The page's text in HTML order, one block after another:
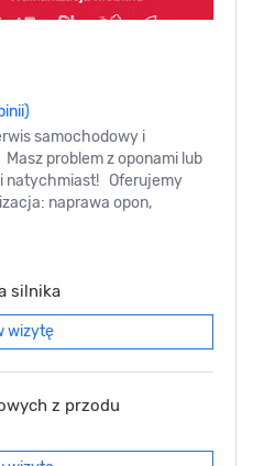
samochodowy i
problem z oponami lub
natychmiast! Oferujemy
naprawa opon,
silnika
wizytę
z przodu